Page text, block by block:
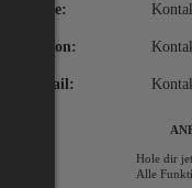
Name:
Telefon:
E-Mail:
Hole dir
Alle